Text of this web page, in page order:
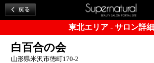
東北エリア - サロン詳細
白百合の会
山形県米沢市徳町170-2